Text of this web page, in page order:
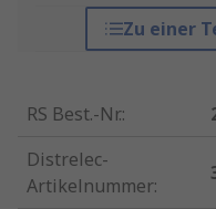
Zu einer
RS Best.-Nr.:
Distrelec-
Artikelnummer: